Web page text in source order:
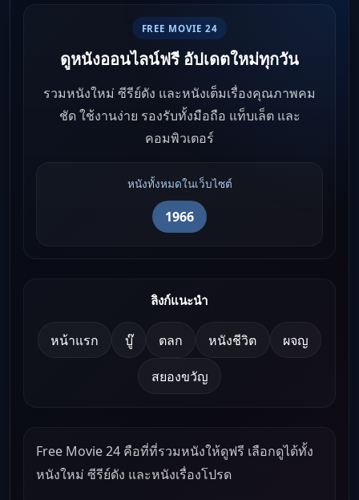
FREE MOVIE 24
ดูหนังออนไลน์ฟรี อัปเดตใหม่ทุกวัน
รวมหนังใหม่ ซีรีย์ดัง และหนังเต็มเรื่องคุณภาพคม
ชัด ใช้งานง่าย รองรับทั้งมือถือ แท็บเล็ต และ
คอมพิวเตอร์
หนังทั้งหมดในเว็บไซต์
1966
ลิงก์แนะนำ
หน้าแรก บู๊ ตลก หนังชีวิต ผจญ
สยองขวัญ
Free Movie 24 คือที่ที่รวมหนังให้ดูฟรี เลือกดูได้ทั้ง
หนังใหม่ ซีรีย์ดัง และหนังเรื่องโปรด